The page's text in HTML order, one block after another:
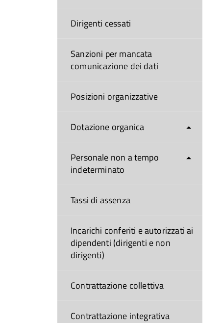
Dirigenti cessati
Sanzioni per mancata
comunicazione dei dati
Posizioni organizzative
Dotazione organica
Personale non a tempo
indeterminato
Tassi di assenza
Incarichi conferiti e autorizzati ai
dipendenti (dirigenti e non
dirigenti)
Contrattazione collettiva
Contrattazione integrativa